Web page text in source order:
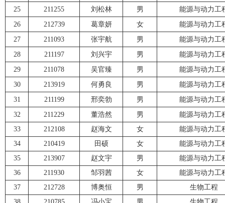
25
211255 刘松林 男
能源与动力工
26
212739 葛章妍 女
能源与动力工
27
211093 张宇航 男
能源与动力工
28
211197 刘兴宇 男
能源与动力工
29
211078 吴官臻 男
能源与动力工
30
213919 何勇良 男
能源与动力工
31
211199 邢奕勃 男
能源与动力工
32
211229 董浩然 男
能源与动力工
33
212108 赵海文 女
能源与动力工
34
210419 田硕 女
能源与动力工
35
213907 赵文宇 男
能源与动力工
36
211930 邹羽茜 女
能源与动力工
37
212728 博奥恒 男
生物工程